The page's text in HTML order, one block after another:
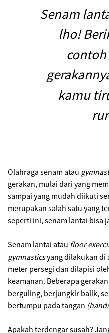
Senam
lho!
kamu
Olahraga senam atau
gerakan, mulai dari yang
sampai yang mudah diikuti
merupakan salah satu yang
seperti ini, senam lantai bisa
Senam lantai atau floor
gymnasticsyang dilakukan di
meter persegi dan dilapisi
keamanan. Beberapa
berguling, berjungkir balik,
bertumpu pada tangan
Apakah terdengar susah?